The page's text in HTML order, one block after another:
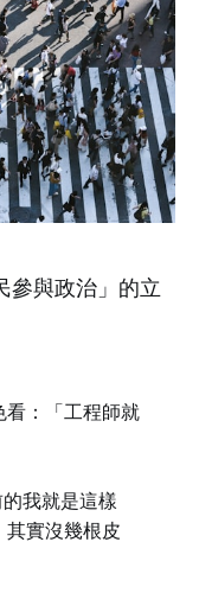
參與政治」的立
：「工程師就
我就是這樣
實沒幾根皮